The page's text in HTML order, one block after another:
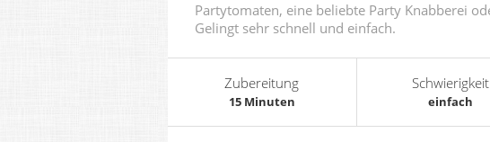
Partytomaten, eine beliebte Party Knabberei
Gelingt sehr schnell und einfach.
Zubereitung
15 Minuten
Schwierigkeit
einfach